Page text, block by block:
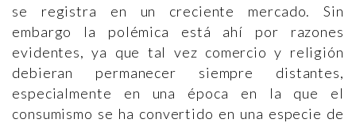
se registra en un creciente mercado. Sin
embargo la polémica está ahí por razones
evidentes, ya que tal vez comercio y religión
debieran permanecer siempre distantes,
especialmente en una época en la que el
consumismo se ha convertido en una especie de